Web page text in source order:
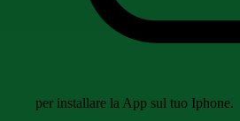
per installare la App sul tuo Iphone.